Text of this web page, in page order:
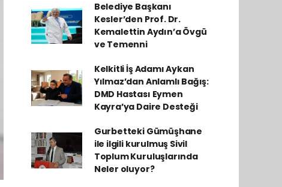
Belediye Başkanı
Kesler’den Prof. Dr.
Kemalettin Aydın’a Övgü
ve Temenni
Kelkitli İş Adamı Aykan
Yılmaz’dan Anlamlı Bağış:
DMD Hastası Eymen
Kayra’ya Daire Desteği
Gurbetteki Gümüşhane
ile ilgili kurulmuş Sivil
Toplum Kuruluşlarında
Neler oluyor?